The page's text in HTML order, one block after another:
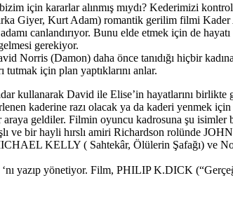
için kararlar alınmış mıydı? Kederimizi
Kurt Adam) romantik gerilim filmi Kader
canlandırıyor. Bunu elde etmek için de
gerekiyor.
(Damon) daha önce tanıdığı hiçbir
için plan yaptıklarını anlar.
kullanarak David ile Elise’in hayatlarını
kaderine razı olacak ya da kaderi yenmek
geldiler. Filmin oyuncu kadrosuna şu
bir hayli hırslı amiri Richardson rolünde
KELLY ( Sahtekâr, Ölülerin Şafağı) ve
yazıp yönetiyor. Film, PHILIP K.DICK